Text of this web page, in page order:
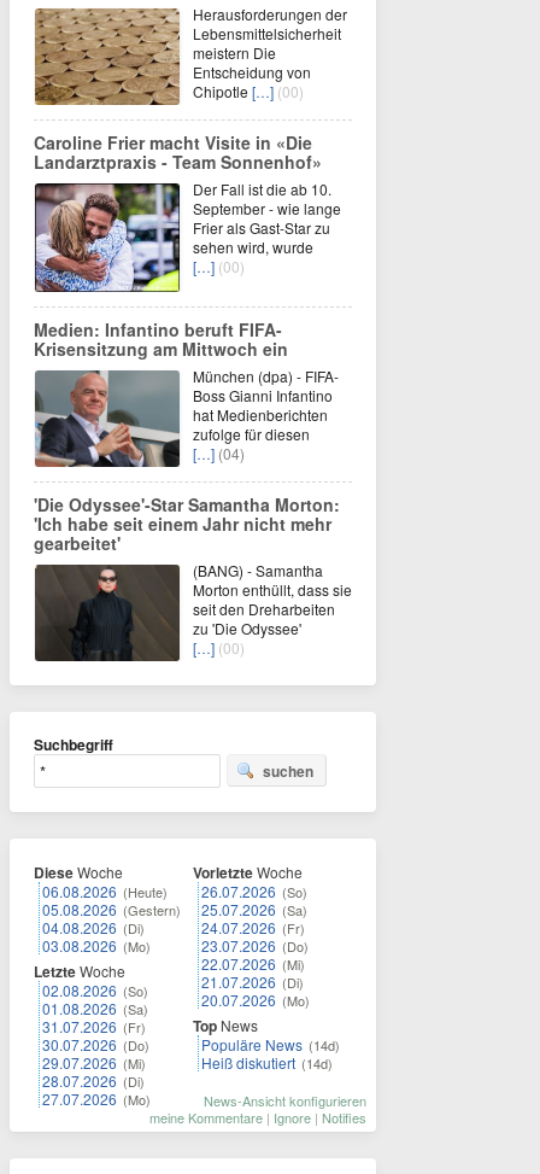
Herausforderungen der
Lebensmittelsicherheit
meistern Die
Entscheidung von
Chipotle […] (00)
Caroline Frier macht Visite in «Die
Landarztpraxis - Team Sonnenhof»
Der Fall ist die ab 10.
September - wie lange
Frier als Gast-Star zu
sehen wird, wurde
[…] (00)
Medien: Infantino beruft FIFA-
Krisensitzung am Mittwoch ein
München (dpa) - FIFA-
Boss Gianni Infantino
hat Medienberichten
zufolge für diesen
[…] (04)
'Die Odyssee'-Star Samantha Morton:
'Ich habe seit einem Jahr nicht mehr
gearbeitet'
(BANG) - Samantha
Morton enthüllt, dass sie
seit den Dreharbeiten
zu 'Die Odyssee'
[…] (00)
Suchbegriff
suchen
DieseWoche
06.08.2026 (Heute)
05.08.2026 (Gestern)
04.08.2026 (Di)
03.08.2026 (Mo)
LetzteWoche
02.08.2026 (So)
01.08.2026 (Sa)
31.07.2026 (Fr)
30.07.2026 (Do)
29.07.2026 (Mi)
28.07.2026 (Di)
27.07.2026 (Mo)
VorletzteWoche
26.07.2026 (So)
25.07.2026 (Sa)
24.07.2026 (Fr)
23.07.2026 (Do)
22.07.2026 (Mi)
21.07.2026 (Di)
20.07.2026 (Mo)
Top News
Populäre News (14d)
Heiß diskutiert (14d)
News-Ansicht konfigurieren
meine Kommentare | Ignore | Notifies